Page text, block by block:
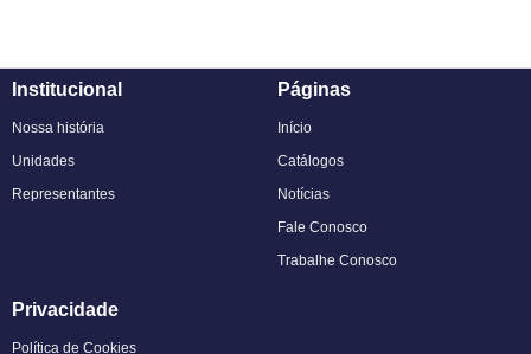
Institucional
Nossa história
Unidades
Representantes
Páginas
Início
Catálogos
Notícias
Fale Conosco
Trabalhe Conosco
Privacidade
Política de Cookies